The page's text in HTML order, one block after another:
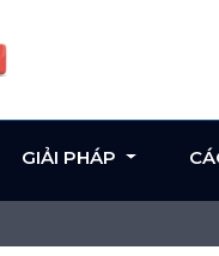
GIẢI PHÁP